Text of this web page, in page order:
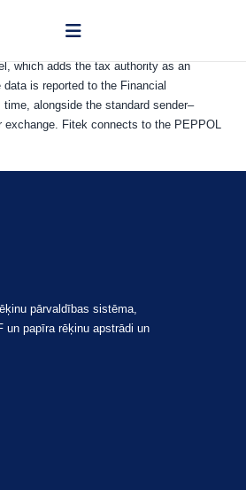
network for exchanging electronic
businesses and authorities. Slovakia is
which adds the tax authority as an
is reported to the Financial
alongside the standard sender–
exchange. Fitek connects to the PEPPOL
pārvaldības sistēma,
un papīra rēķinu apstrādi un